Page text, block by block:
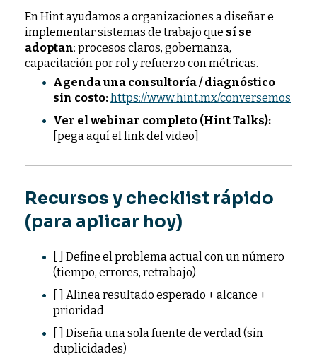
En Hint ayudamos a organizaciones a diseñar e
implementar sistemas de trabajo que sí se
adoptan: procesos claros, gobernanza,
capacitación por rol y refuerzo con métricas.
Agenda una consultoría / diagnóstico
sin costo:https://www.hint.mx/conversemos
Ver el webinar completo (Hint Talks):
[pega aquí el link del video]
Recursos y checklist rápido
(para aplicar hoy)
[ ] Define el problema actual con un número
(tiempo, errores, retrabajo)
[ ] Alinea resultado esperado + alcance +
prioridad
[ ] Diseña una sola fuente de verdad (sin
duplicidades)